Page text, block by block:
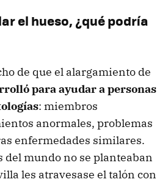
el hueso, ¿qué podría
de que el alargamiento de
para ayudar a personas
: miembros
anormales, problemas
enfermedades similares.
del mundo no se planteaban
les atravesase el talón con